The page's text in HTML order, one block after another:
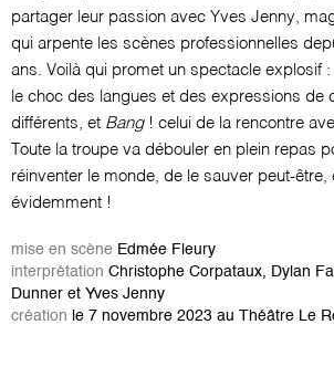
partager leur passion avec Yves Jenny,
qui arpente les scènes professionnelles
ans. Voilà qui promet un spectacle explosif :
le choc des langues et des expressions de
différents, et Bang! celui de la rencontre
Toute la troupe va débouler en plein repas
réinventer le monde, de le sauver peut-être,
évidemment !
mise en scène Edmée Fleury
interprétation Christophe Corpataux, Dylan
Dunner et Yves Jenny
création le 7 novembre 2023 au Théâtre Le